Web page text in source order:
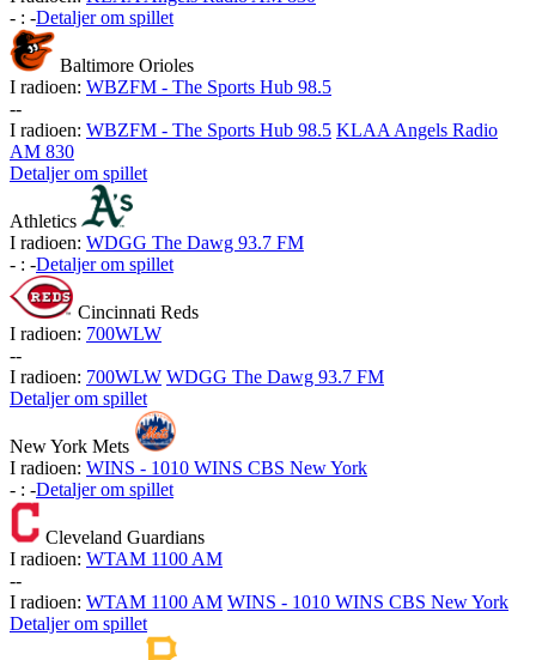
- : -Detaljer om spillet
Baltimore Orioles
I radioen: WBZFM - The Sports Hub 98.5
--
I radioen: WBZFM - The Sports Hub 98.5 KLAA Angels Radio
AM 830
Detaljer om spillet
Athletics
I radioen: WDGG The Dawg 93.7 FM
- : -Detaljer om spillet
Cincinnati Reds
I radioen: 700WLW
--
I radioen: 700WLW WDGG The Dawg 93.7 FM
Detaljer om spillet
New York Mets
I radioen: WINS - 1010 WINS CBS New York
- : -Detaljer om spillet
Cleveland Guardians
I radioen: WTAM 1100 AM
--
I radioen: WTAM 1100 AM WINS - 1010 WINS CBS New York
Detaljer om spillet